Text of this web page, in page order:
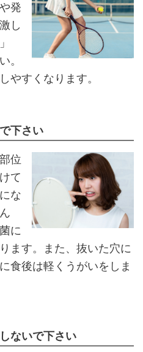
発
し
。
やすくなります。
下さい
位
て
な
に
ます。また、抜いた穴に
食後は軽くうがいをしま
ないで下さい